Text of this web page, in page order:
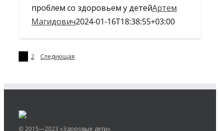
проблем со здоровьем у детейАртем
Магидович2024-01-16T18:38:55+03:00
2 Следующая
© 2015—2023 «Здоровые дети»